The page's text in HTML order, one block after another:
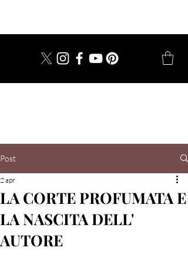
Post
LA CORTE PROFUMATA E
LA NASCITA DELL'
AUTORE
2 apr